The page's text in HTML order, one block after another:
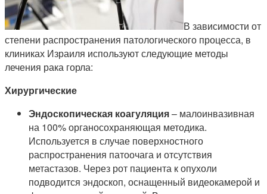
В зависимости от
степени распространения патологического процесса, в
клиниках Израиля используют следующие методы
лечения рака горла:
Хирургические
Эндоскопическая коагуляция– малоинвазивная
на 100% органосохраняющая методика.
Используется в случае поверхностного
распространения патоочага и отсутствия
метастазов. Через рот пациента к опухоли
подводится эндоскоп, оснащенный видеокамерой и